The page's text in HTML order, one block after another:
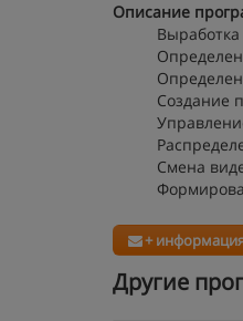
Описание
Создание
Смена
+
Другие